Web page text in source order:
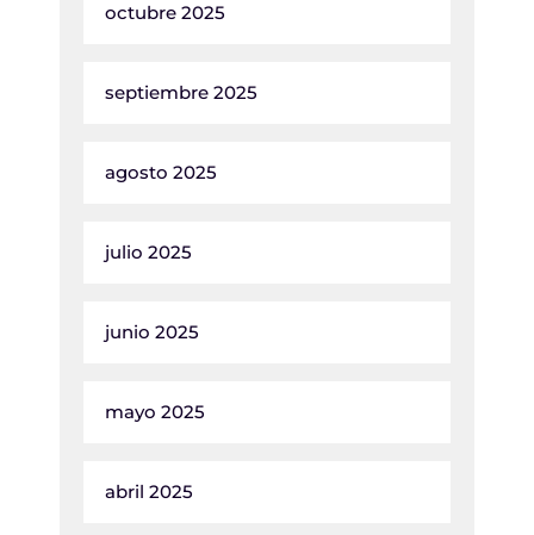
octubre 2025
septiembre 2025
agosto 2025
julio 2025
junio 2025
mayo 2025
abril 2025